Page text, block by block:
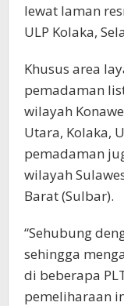
lewat laman
ULP Kolaka,
Khusus area
pemadaman
wilayah
Utara, Kolaka,
pemadaman
wilayah
Barat (Sulbar).
“Sehubung
sehingga
di beberapa
pemeliharaan